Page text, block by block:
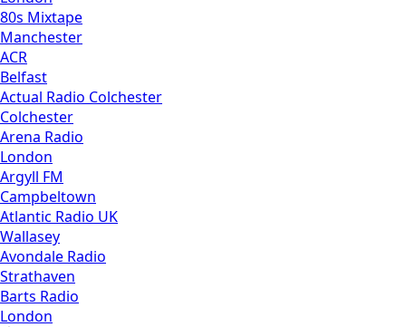
80s Mixtape
Manchester
ACR
Belfast
Actual Radio Colchester
Colchester
Arena Radio
London
Argyll FM
Campbeltown
Atlantic Radio UK
Wallasey
Avondale Radio
Strathaven
Barts Radio
London